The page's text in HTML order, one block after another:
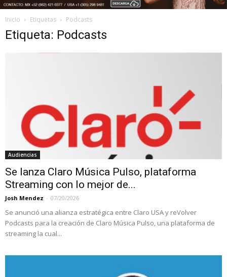
Inicio Etiquetas Podcasts
Etiqueta: Podcasts
Audiencias
Se lanza Claro Música Pulso, plataforma
Streaming con lo mejor de...
Josh Mendez - 07/20/2026
Se anunció una alianza estratégica entre Claro USA y reVolver
Podcasts para la creación de Claro Música Pulso, una plataforma de
streaming la cual...